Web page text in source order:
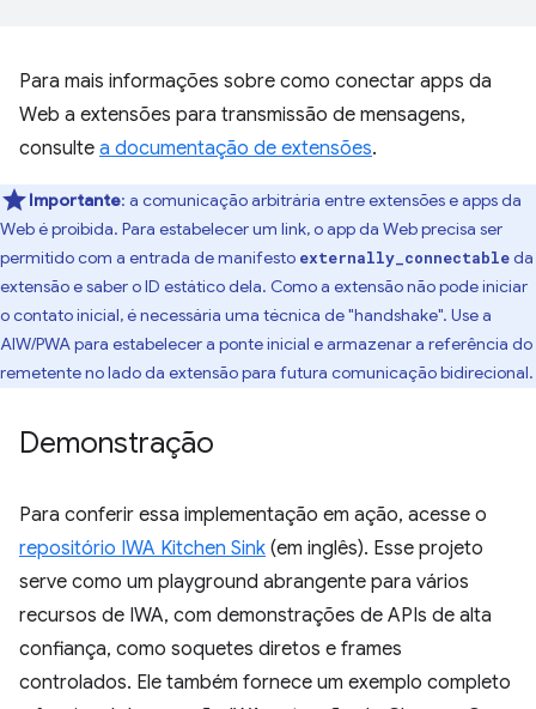
Para mais informações sobre como conectar apps da
Web a extensões para transmissão de mensagens,
consulte a documentação de extensões⁠⁠.
Importante: a comunicação arbitrária entre extensões e apps da
Web é proibida. Para estabelecer um link, o app da Web precisa ser
permitido com a entrada de manifesto externally_connectableda
extensão e saber o ID estático dela. Como a extensão não pode iniciar
o contato inicial, é necessária uma técnica de "handshake". Use a
AIW/PWA para estabelecer a ponte inicial e armazenar a referência do
remetente no lado da extensão para futura comunicação bidirecional.
Demonstração
Para conferir essa implementação em ação, acesse o
repositório IWA Kitchen Sink (em inglês). Esse projeto
serve como um playground abrangente para vários
recursos de IWA, com demonstrações de APIs de alta
confiança, como soquetes diretos e frames
controlados. Ele também fornece um exemplo completo